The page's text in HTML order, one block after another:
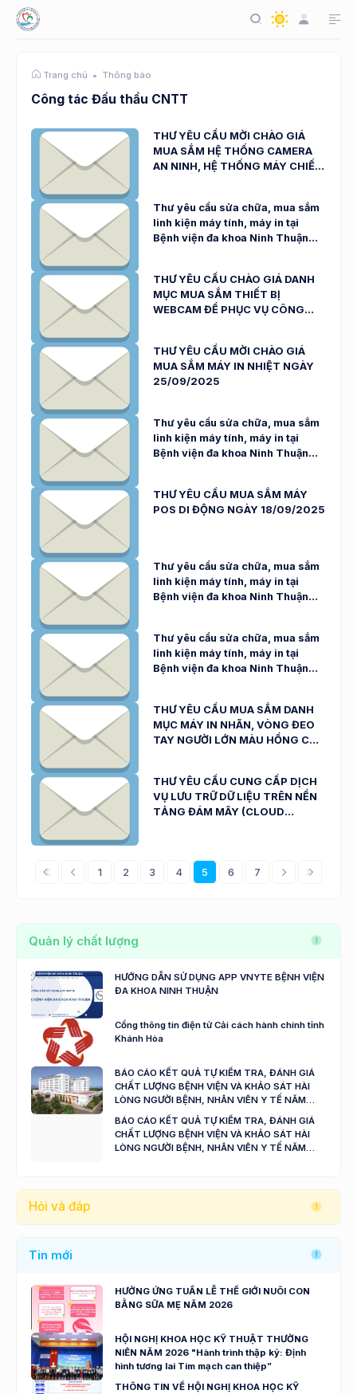
Trang chủ Thông báo
Công tác Đấu thầu CNTT
THƯ YÊU CẦU MỜI CHÀO GIÁ
MUA SẮM HỆ THỐNG CAMERA
AN NINH, HỆ THỐNG MÁY CHIẾU,
Thư yêu cầu sửa chữa, mua sắm
linh kiện máy tính, máy in tại
Bệnh viện đa khoa Ninh Thuận
THƯ YÊU CẦU CHÀO GIÁ DANH
MỤC MUA SẮM THIẾT BỊ
WEBCAM ĐỂ PHỤC VỤ CÔNG
THƯ YÊU CẦU MỜI CHÀO GIÁ
MUA SẮM MÁY IN NHIỆT NGÀY
25/09/2025
Thư yêu cầu sửa chữa, mua sắm
linh kiện máy tính, máy in tại
Bệnh viện đa khoa Ninh Thuận
THƯ YÊU CẦU MUA SẮM MÁY
POS DI ĐỘNG NGÀY 18/09/2025
Thư yêu cầu sửa chữa, mua sắm
linh kiện máy tính, máy in tại
Bệnh viện đa khoa Ninh Thuận
Thư yêu cầu sửa chữa, mua sắm
linh kiện máy tính, máy in tại
Bệnh viện đa khoa Ninh Thuận
THƯ YÊU CẦU MUA SẮM DANH
MỤC MÁY IN NHÃN, VÒNG ĐEO
TAY NGƯỜI LỚN MÀU HỒNG CHO
THƯ YÊU CẦU CUNG CẤP DỊCH
VỤ LƯU TRỮ DỮ LIỆU TRÊN NỀN
TẢNG ĐÁM MÂY (CLOUD
1 2 3 4 5 6 7
Quản lý chất lượng
HƯỚNG DẪN SỬ DỤNG APP VNYTE BỆNH VIỆN
ĐA KHOA NINH THUẬN
Cổng thông tin điện tử Cải cách hành chính tỉnh
Khánh Hòa
BÁO CÁO KẾT QUẢ TỰ KIỂM TRA, ĐÁNH GIÁ
CHẤT LƯỢNG BỆNH VIỆN VÀ KHẢO SÁT HÀI
LÒNG NGƯỜI BỆNH, NHÂN VIÊN Y TẾ NĂM
2024 - 2025
BÁO CÁO KẾT QUẢ TỰ KIỂM TRA, ĐÁNH GIÁ
CHẤT LƯỢNG BỆNH VIỆN VÀ KHẢO SÁT HÀI
LÒNG NGƯỜI BỆNH, NHÂN VIÊN Y TẾ NĂM
Hỏi và đáp
Tin mới
HƯỞNG ỨNG TUẦN LỄ THẾ GIỚI NUÔI CON
BẰNG SỮA MẸ NĂM 2026
HỘI NGHỊ KHOA HỌC KỸ THUẬT THƯỜNG
NIÊN NĂM 2026 "Hành trình thập kỷ: Định
hình tương lai Tim mạch can thiệp”
THÔNG TIN VỀ HỘI NGHỊ KHOA HỌC KỸ